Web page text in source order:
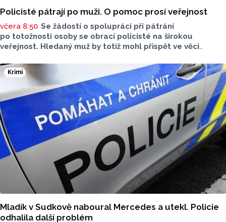
Policisté pátrají po muži. O pomoc prosí veřejnost
včera 8:50 Se žádostí o spolupráci při pátrání
po totožnosti osoby se obrací policisté na širokou
veřejnost. Hledaný muž by totiž mohl přispět ve věci
Krimi
Mladík v Sudkově naboural Mercedes a utekl. Policie
odhalila další problém